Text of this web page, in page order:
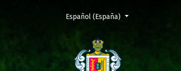
Perfil bioquímico de tejido foliar
Cambiar el idioma. El actual es:
Español (España)